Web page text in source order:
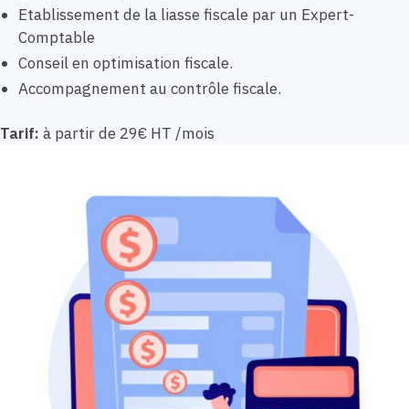
Etablissement de la liasse fiscale par un Expert-
Comptable
Conseil en optimisation fiscale.
Accompagnement au contrôle fiscale.
Tarif: à partir de 29€ HT /mois